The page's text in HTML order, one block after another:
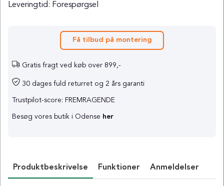
Leveringtid: Forespørgsel
Få tilbud på montering
Gratis fragt ved køb over 899,-
30 dages fuld returret og 2 års garanti
Trustpilot-score: FREMRAGENDE
Besøg vores butik i Odense her
Produktbeskrivelse Funktioner Anmeldelser